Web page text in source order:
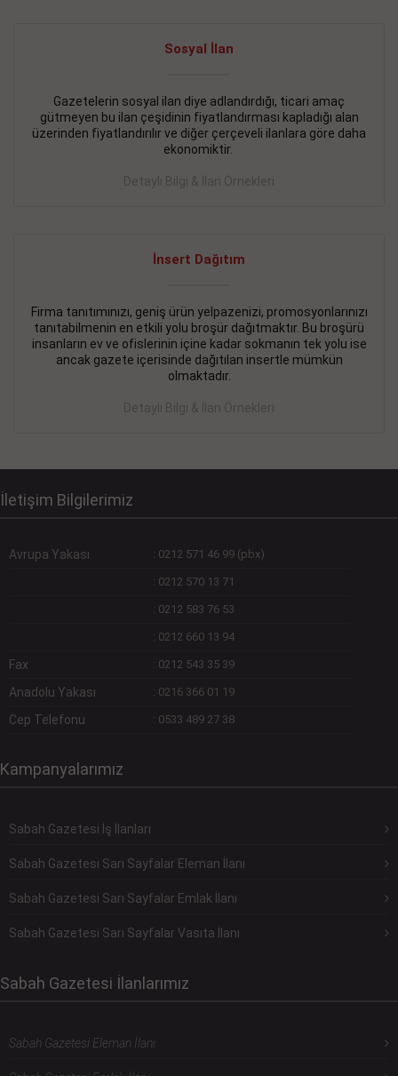
Sosyal İlan
Gazetelerin sosyal ilan diye adlandırdığı, ticari amaç
gütmeyen bu ilan çeşidinin fiyatlandırması kapladığı alan
üzerinden fiyatlandırılır ve diğer çerçeveli ilanlara göre daha
ekonomiktir.
Detaylı Bilgi & İlan Örnekleri
İnsert Dağıtım
Firma tanıtımınızı, geniş ürün yelpazenizi, promosyonlarınızı
tanıtabilmenin en etkili yolu broşür dağıtmaktır. Bu broşürü
insanların ev ve ofislerinin içine kadar sokmanın tek yolu ise
ancak gazete içerisinde dağıtılan insertle mümkün
olmaktadır.
Detaylı Bilgi & İlan Örnekleri
İletişim Bilgilerimiz
Avrupa Yakası : 0212 571 46 99 (pbx)
: 0212 570 13 71
: 0212 583 76 53
: 0212 660 13 94
Fax : 0212 543 35 39
Anadolu Yakası : 0216 366 01 19
Cep Telefonu : 0533 489 27 38
Kampanyalarımız
Sabah Gazetesi İş İlanları
Sabah Gazetesi Sarı Sayfalar Eleman İlanı
Sabah Gazetesi Sarı Sayfalar Emlak İlanı
Sabah Gazetesi Sarı Sayfalar Vasıta İlanı
Sabah Gazetesi İlanlarımız
Sabah Gazetesi Eleman İlanı
İŞYERİ KİRALIK İlanı - 11.09.2018
BEYLİKDÜZÜ Kavaklıda 4 katlı bina
DEVREMÜLK KİRALIK İlanı- 11.09.2018
SİNYE Tekstile Şoförlüğü olan 35 yaşını aşmamış, Depo
elemanı alınacaktır. Osmanbey, Şişli
Devamını Gör